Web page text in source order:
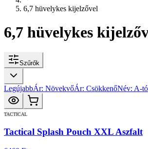
6,7 hüvelykes kijelzővel
6,7 hüvelykes
Szűrők
LegújabbÁr: NövekvőÁr: CsökkenőNév: A-
TACTICAL
Tactical Splash Pouch XXL Aszfalt